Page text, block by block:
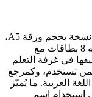
نسختين من ملصقات جدارية لأسماء الإشارة، نسخة بحجم ورقة A5،
ونسخة أخرى بحجم ورقة A4، وتضم كل نسخة 8 بطاقات مع
في غرفة التعلم
تستخدم، وكمرجع
العربية. ما يُميّز
استخدام اسم